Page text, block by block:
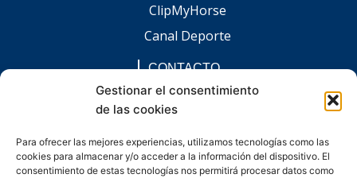
Gestionar el consentimiento
de las cookies
Para ofrecer las mejores experiencias, utilizamos tecnologías como las
cookies para almacenar y/o acceder a la información del dispositivo. El
consentimiento de estas tecnologías nos permitirá procesar datos como
ClipMyHorse
Canal Deporte
CONTACTO
comunicacion@chaccoinfo.com
Presentes en todo el ámbito nacional
F
a
c
I
n
s
L
i
n
E
n
v
W
h
a